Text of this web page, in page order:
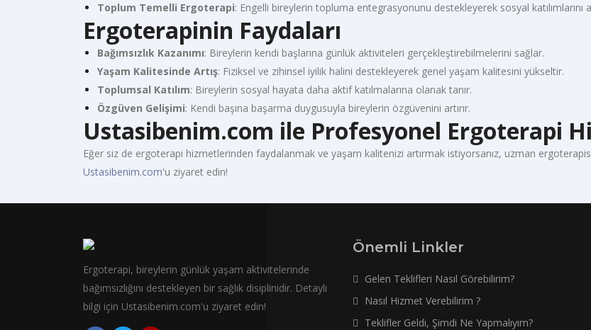
Toplum Temelli Ergoterapi: Engelli bireylerin topluma entegrasyonunu destekleyerek sosyal katılımlarını
Ergoterapinin Faydaları
Bağımsızlık Kazanımı: Bireylerin kendi başlarına günlük aktiviteleri gerçekleştirebilmelerini sağlar.
Yaşam Kalitesinde Artış: Fiziksel ve zihinsel iyilik halini destekleyerek genel yaşam kalitesini yükseltir.
Toplumsal Katılım: Bireylerin sosyal hayata daha aktif katılmalarına olanak tanır.
Özgüven Gelişimi: Kendi başına başarma duygusuyla bireylerin özgüvenini artırır.
Ustasibenim.com ile Profesyonel Ergoterapi
Eğer siz de ergoterapi hizmetlerinden faydalanmak ve yaşam kalitenizi artırmak istiyorsanız, uzman
Ustasibenim.com'u ziyaret edin!
Ergoterapi, bireylerin günlük yaşam aktivitelerinde
bağımsızlığını destekleyen bir sağlık disiplinidir. Detaylı
bilgi için Ustasibenim.com'u ziyaret edin!
Önemli Linkler
Gelen Teklifleri Nasıl Görebilirim?
Nasıl Hizmet Verebilirim ?
Teklifler Geldi, Şimdi Ne Yapmalıyım?